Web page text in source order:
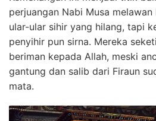
perjuangan Nabi Musa melawan
ular-ular sihir yang hilang, tapi
penyihir pun sirna. Mereka
beriman kepada Allah, meski
gantung dan salib dari Firaun
mata.